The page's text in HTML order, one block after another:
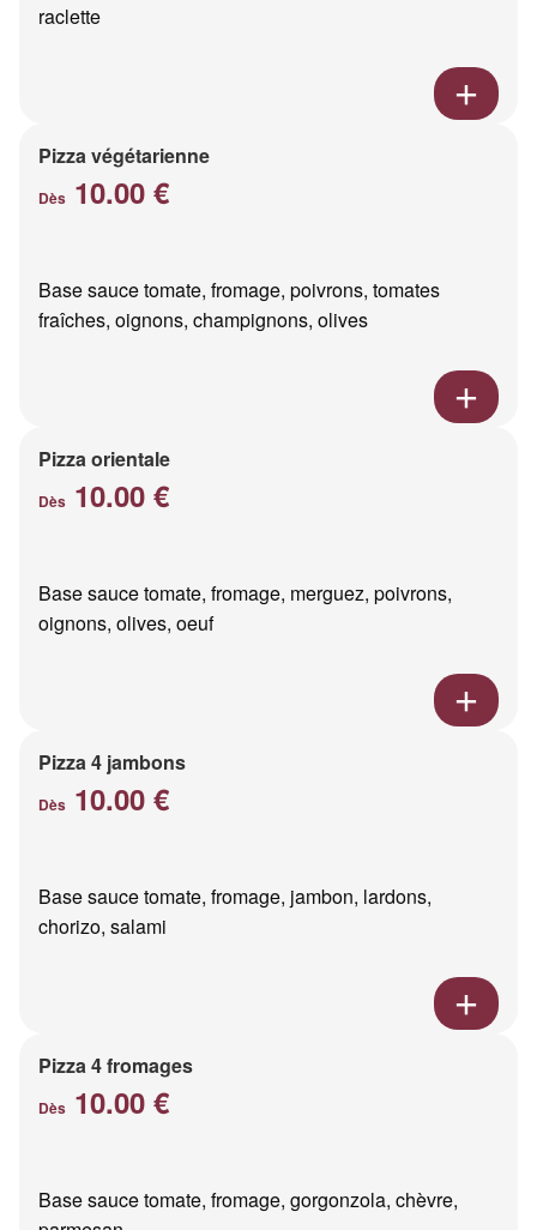
raclette
Pizza végétarienne
Dès 10.00 €
Base sauce tomate, fromage, poivrons, tomates
fraîches, oignons, champignons, olives
Pizza orientale
Dès 10.00 €
Base sauce tomate, fromage, merguez, poivrons,
oignons, olives, oeuf
Pizza 4 jambons
Dès 10.00 €
Base sauce tomate, fromage, jambon, lardons,
chorizo, salami
Pizza 4 fromages
Dès 10.00 €
Base sauce tomate, fromage, gorgonzola, chèvre,